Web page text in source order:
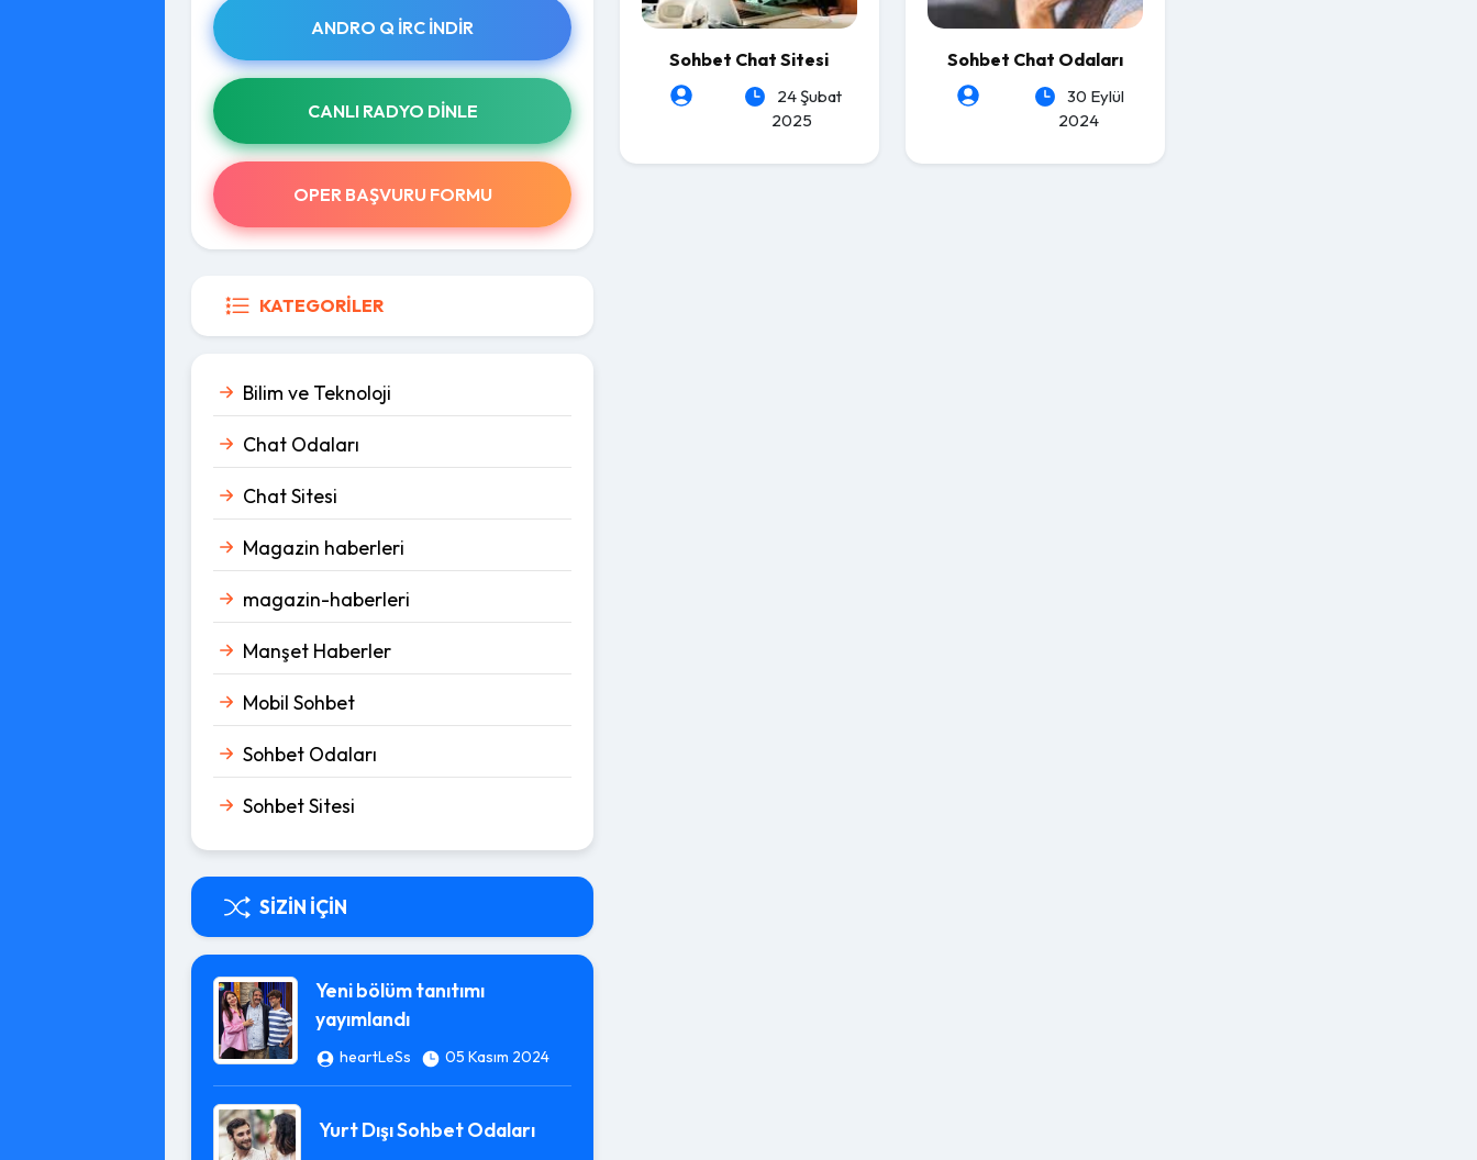
ANDRO Q İRC INDIR
CANLI RADYO DINLE
OPER BAŞVURU FORMU
KATEGORILER
Bilim ve Teknoloji
Chat Odaları
Chat Sitesi
Magazin haberleri
magazin-haberleri
Manşet Haberler
Mobil Sohbet
Sohbet Odaları
Sohbet Sitesi
SIZIN İÇIN
Yeni bölüm tanıtımı
yayımlandı
heartLeSs 05 Kasım 2024
Yurt Dışı Sohbet Odaları
Sohbet Chat Sitesi
24 Şubat
2025
Sohbet Chat Odaları
30 Eylül
2024